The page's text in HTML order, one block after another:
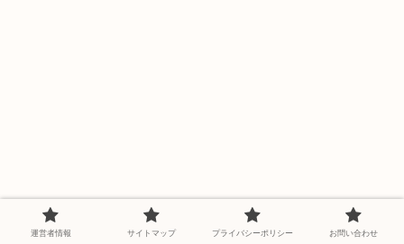
運営者情報 サイトマップ プライバシーポリシー お問い合わせ